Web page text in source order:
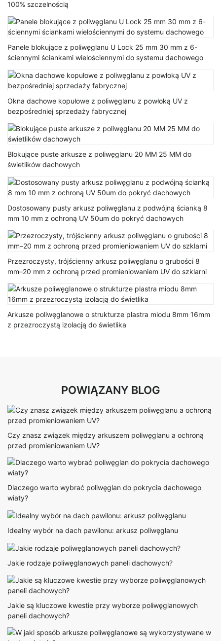
100% szczelnością
Panele blokujące z poliwęglanu U Lock 25 mm 30 mm z 6-
ściennymi ściankami wielościennymi do systemu dachowego
Okna dachowe kopułowe z poliwęglanu z powłoką UV z
bezpośredniej sprzedaży fabrycznej
Blokujące puste arkusze z poliwęglanu 20 MM 25 MM do
świetlików dachowych
Dostosowany pusty arkusz poliwęglanu z podwójną ścianką 8
mm 10 mm z ochroną UV 50um do pokryć dachowych
Przezroczysty, trójścienny arkusz poliwęglanu o grubości 8
mm–20 mm z ochroną przed promieniowaniem UV do szklarni
Arkusze poliwęglanowe o strukturze plastra miodu 8mm 16mm
z przezroczystą izolacją do świetlika
POWIĄZANY BLOG
Czy znasz związek między arkuszem poliwęglanu a ochroną
przed promieniowaniem UV?
Dlaczego warto wybrać poliwęglan do pokrycia dachowego
wiaty?
Idealny wybór na dach pawilonu: arkusz poliwęglanu
Jakie rodzaje poliwęglanowych paneli dachowych?
Jakie są kluczowe kwestie przy wyborze poliwęglanowych
paneli dachowych?